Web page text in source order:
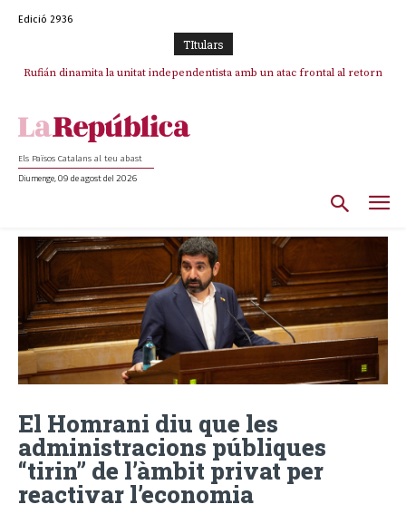
Edició 2936
TItulars
Rufián dinamita la unitat independentista amb un atac frontal al retorn
Els Països Catalans al teu abast
Diumenge, 09 de agost del 2026
El Homrani diu que les
administracions públiques
“tirin” de l’àmbit privat per
reactivar l’economia